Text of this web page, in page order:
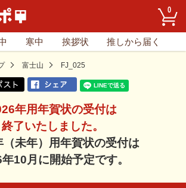
0
寒中 挨拶状 推しから届く
富士山 FJ_025
年用年賀状の受付は
終了いたしました。
未年）用年賀状の受付は
10月に開始予定です。